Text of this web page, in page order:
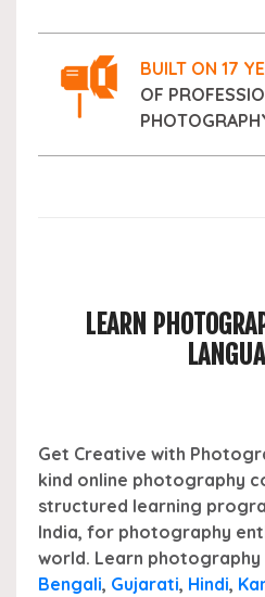
BUILT ON 17
OF
LEARN
Get Creative with
kind online photography
structured learning
India, for photography
world. Learn photography
Bengali, Gujarati, Hindi,